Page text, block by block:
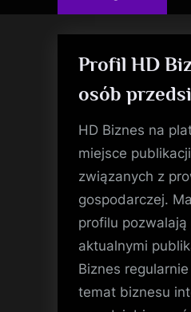
Profil HD
osób
HD Biznes na
miejsce
związanych z
gospodarczej.
profilu
aktualnymi
Biznes
temat biznesu